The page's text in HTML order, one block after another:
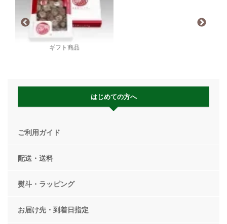
ギフト商品
はじめての方へ
ご利用ガイド
配送・送料
熨斗・ラッピング
お届け先・到着日指定